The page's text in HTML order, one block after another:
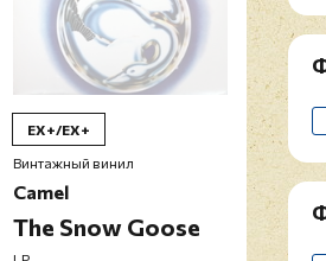
EX+/EX+
Винтажный винил
Camel
The Snow Goose